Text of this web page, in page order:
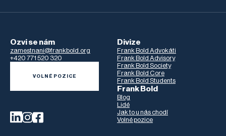
Ozvi se nám
zamestnani@frankbold.org
+420 771 520 320
VOLNÉ POZICE
Divize
Frank Bold Advokáti
Frank Bold Advisory
Frank Bold Society
Frank Bold Core
Frank Bold Students
Frank Bold
Blog
Lidé
Jak to u nás chodí
Volné pozice